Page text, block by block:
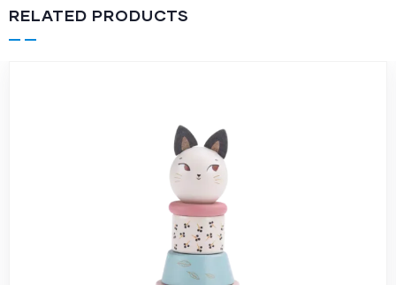
RELATED PRODUCTS